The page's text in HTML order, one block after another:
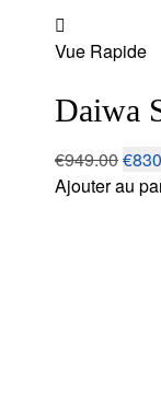
to
Vue Rapide
Daiwa
€949.00€
Ajouter au